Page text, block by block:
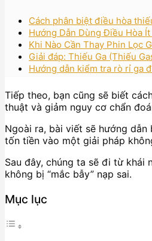
Cách phân biệt điều hòa
Hướng Dẫn Dùng Điều Hòa
Khi Nào Cần Thay Phin Lọc
Giải đáp: Thiếu Ga (Thiếu
Hướng dẫn kiểm tra rò rỉ ga
Tiếp theo, bạn cũng sẽ biết
thuật và giảm nguy cơ chẩn
Ngoài ra, bài viết sẽ hướng
tốn tiền vào một giải pháp
Sau đây, chúng ta sẽ đi từ khái
không bị “mắc bẫy” nạp sai.
Mục lục